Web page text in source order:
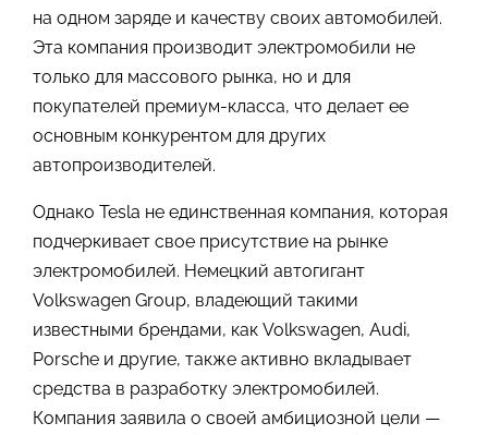
на одном заряде и качеству своих автомобилей.
Эта компания производит электромобили не
только для массового рынка, но и для
покупателей премиум-класса, что делает ее
основным конкурентом для других
автопроизводителей.
Однако Tesla не единственная компания, которая
подчеркивает свое присутствие на рынке
электромобилей. Немецкий автогигант
Volkswagen Group, владеющий такими
известными брендами, как Volkswagen, Audi,
Porsche и другие, также активно вкладывает
средства в разработку электромобилей.
Компания заявила о своей амбициозной цели —